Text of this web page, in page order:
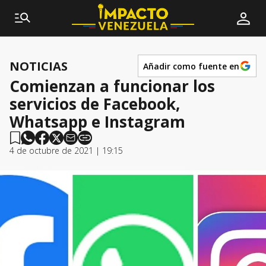
NOTICIAS Añadir como fuente en
Comienzan a funcionar los
servicios de Facebook,
Whatsapp e Instagram
4 de octubre de 2021 | 19:15